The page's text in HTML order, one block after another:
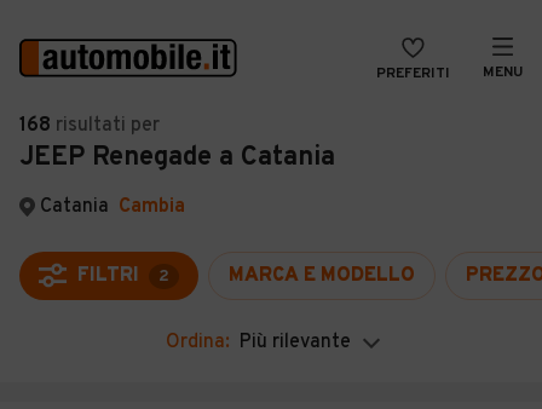
PREFERITI MENU
Auto
Auto usate
Auto Km 0
Auto Nuove
Noleggio a lungo termine
VENDI
MAGAZINE
ACCEDI
168 risultati per
JEEP Renegade a Catania
Catania Cambia
FILTRI 2 MARCA E MODELLO
Ordina: Più rilevante